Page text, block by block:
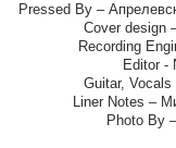
Pressed By –
Cover design
Recording
Editor -
Guitar,
Liner Notes –
Photo By